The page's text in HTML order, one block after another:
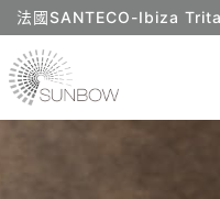
法國SANTECO-Ibiza